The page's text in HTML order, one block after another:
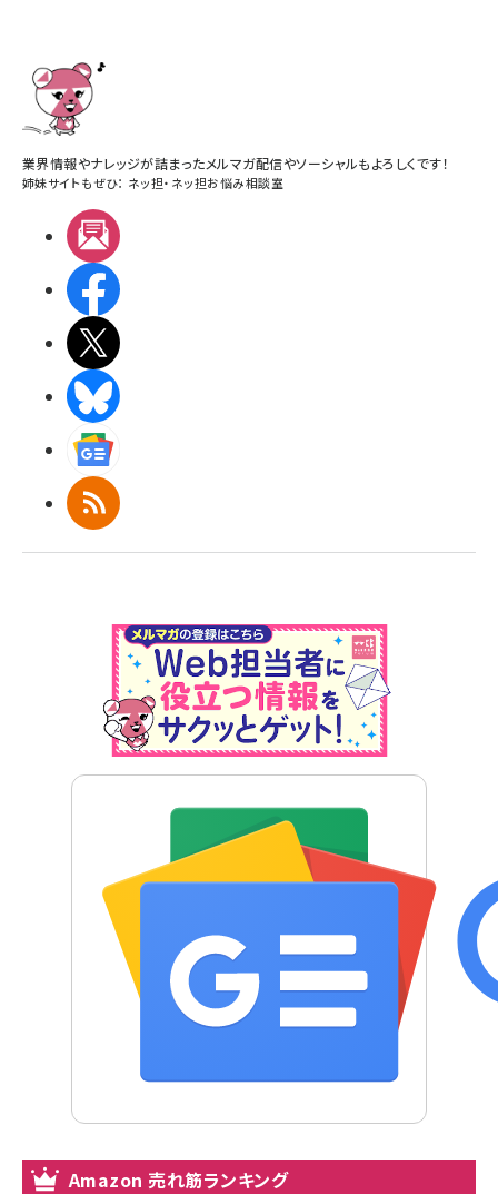
業界情報やナレッジが詰まったメルマガ配信やソーシャルもよろしくです！
姉妹サイトもぜひ： ネッ担・ ネッ担お悩み相談室
RSS
Amazon 売れ筋ランキング